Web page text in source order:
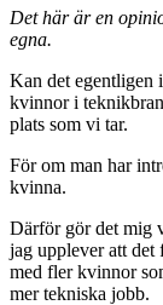
Det här är en
egna.
Kan det egentligen
kvinnor i
plats som vi tar.
För om man har
kvinna.
Därför gör det mig
jag upplever att det
med fler kvinnor
mer tekniska jobb.